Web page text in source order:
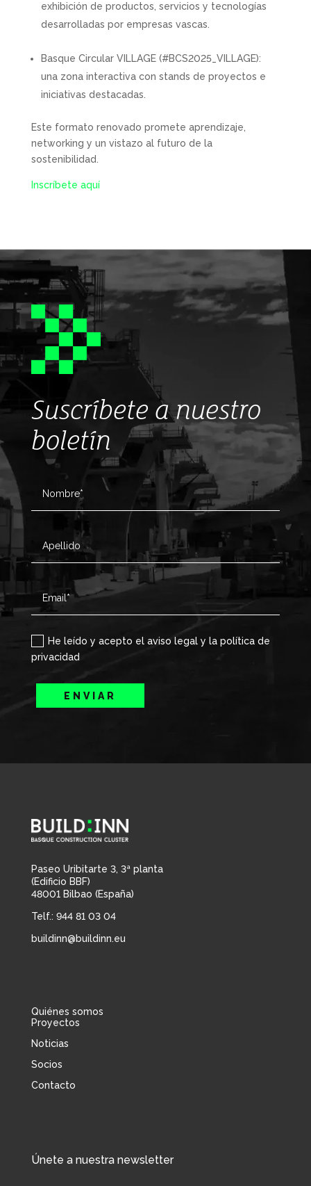
exhibición de productos, servicios y tecnologías
desarrolladas por empresas vascas.
Basque Circular VILLAGE (#BCS2025_VILLAGE):
una zona interactiva con stands de proyectos e
iniciativas destacadas.
Este formato renovado promete aprendizaje,
networking y un vistazo al futuro de la
sostenibilidad.
Inscríbete aquí
Suscríbete a nuestro
boletín
He leído y acepto el aviso legal y la política de
privacidad
ENVIAR
Paseo Uribitarte 3, 3ª planta
(Edificio BBF)
48001 Bilbao (España)
Telf.: 944 81 03 04
buildinn@buildinn.eu
Quiénes somos
Proyectos
Noticias
Socios
Contacto
Únete a nuestra newsletter